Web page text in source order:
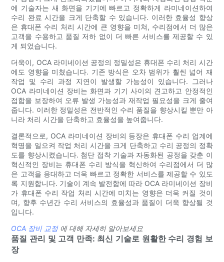
에 기술자는 새 화면을 기기에 빠르고 정확하게 라미네이션하여
수리 완료 시간을 크게 단축할 수 있습니다. 이러한 효율성 향상
은 휴대폰 수리 처리 시간에 큰 영향을 미쳐, 수리점에서 더 많은
고객을 수용하고 품질 저하 없이 더 빠른 서비스를 제공할 수 있
게 되었습니다.
더욱이, OCA 라미네이션 공정의 정밀성은 휴대폰 수리 처리 시간
에도 영향을 미쳤습니다. 기존 방식은 오차 범위가 훨씬 넓어 재
작업 및 수리 과정 지연이 발생할 가능성이 있습니다. 그러나
OCA 라미네이션 장비는 화면과 기기 사이의 견고하고 안정적인
접합을 보장하여 오류 발생 가능성과 재작업 필요성을 크게 줄여
줍니다. 이러한 정밀성은 전반적인 수리 품질을 향상시킬 뿐만 아
니라 처리 시간을 단축하고 효율성을 높여줍니다.
결론적으로, OCA 라미네이션 장비의 등장은 휴대폰 수리 업계에
혁명을 일으켜 작업 처리 시간을 크게 단축하고 수리 공정의 정확
도를 향상시켰습니다. 첨단 접착 기술과 자동화된 공정을 갖춘 이
혁신적인 장비는 휴대폰 수리 방식을 혁신하여 수리점에서 더 많
은 고객을 응대하고 더욱 빠르고 정확한 서비스를 제공할 수 있도
록 지원합니다. 기술이 계속 발전함에 따라 OCA 라미네이션 장비
가 휴대폰 수리 작업 처리 시간에 미치는 영향은 더욱 커질 것이
며, 향후 수년간 수리 서비스의 효율성과 품질이 더욱 향상될 것
입니다.
OCA 장비 교정에 대해 자세히 알아보세요
품질 관리 및 고객 만족: 최신 기술로 원활한 수리 경험 보
장